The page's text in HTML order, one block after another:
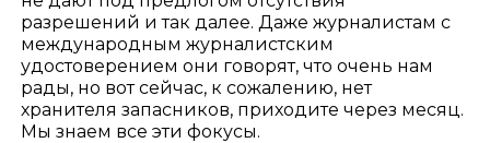
разрешений и так далее. Даже журналистам с
международным журналистским
удостоверением они говорят, что очень нам
рады, но вот сейчас, к сожалению, нет
хранителя запасников, приходите через месяц.
Мы знаем все эти фокусы.